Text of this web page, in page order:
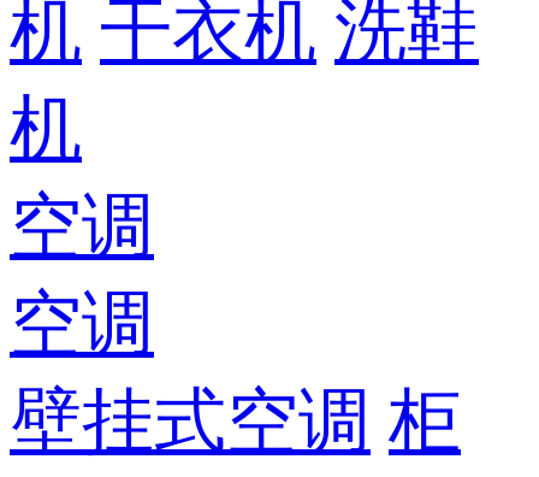
机 干衣机 洗鞋
机
空调
空调
壁挂式空调 柜